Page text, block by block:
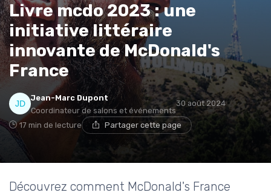
Livre mcdo 2023 : une
initiative littéraire
innovante de McDonald's
France
Jean-Marc Dupont
Coordinateur de salons et événements
30 août 2024
17 min de lecture Partager cette page
Découvrez comment McDonald's France